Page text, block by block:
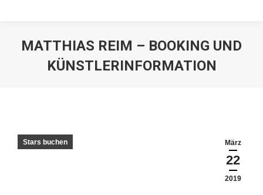
MATTHIAS REIM – BOOKING UND
KÜNSTLERINFORMATION
März
22
2019
Stars buchen